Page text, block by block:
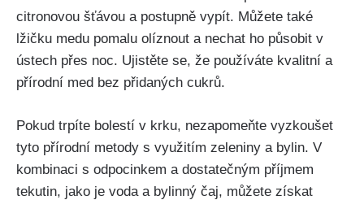
citronovou šťávou a postupně vypít. Můžete ​také⁤
lžičku medu pomalu​ olíznout​ a ⁤nechat ho⁢ působit v
ústech přes noc. Ujistěte se, že používáte kvalitní ‍a
přírodní med bez přidaných⁣ cukrů. ⁣
Pokud ⁣trpíte bolestí v krku, nezapomeňte vyzkoušet
tyto přírodní metody⁢ s využitím ‌zeleniny a bylin. V
kombinaci s odpocinkem a ‌dostatečným příjmem
tekutin,‌ jako je voda ​a bylinný čaj, můžete⁣ získat